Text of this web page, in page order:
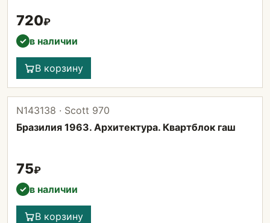
720₽
✓ в наличии
В корзину
N143138 · Scott 970
Бразилия 1963. Архитектура. Квартблок гаш
75₽
✓ в наличии
В корзину